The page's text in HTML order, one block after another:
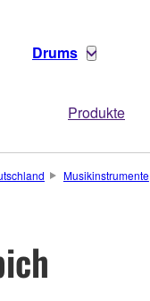
Drums
Produkte
Musikinstrumente